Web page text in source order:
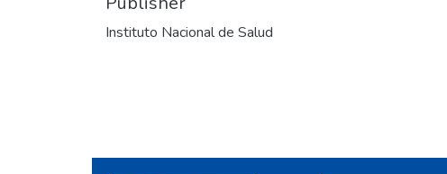
Instituto Nacional de Salud